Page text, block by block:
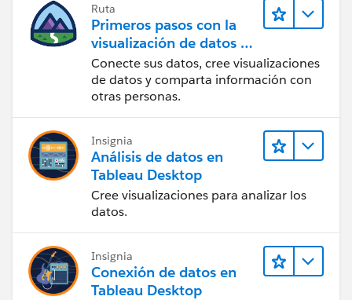
Ruta
Primeros pasos con la
visualización de datos en
Tableau Desktop
Conecte sus datos, cree visualizaciones
de datos y comparta información con
otras personas.
Insignia
Análisis de datos en
Tableau Desktop
Cree visualizaciones para analizar los
datos.
Insignia
Conexión de datos en
Tableau Desktop